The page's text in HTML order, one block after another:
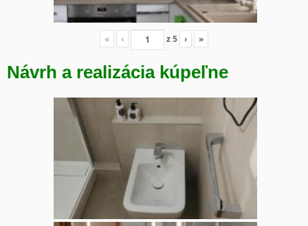
« ‹ z5 › »
Návrh a realizácia kúpeľne